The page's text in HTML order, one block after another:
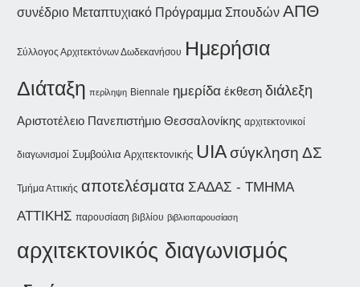
συνέδριο Μεταπτυχιακό Πρόγραμμα Σπουδών ΑΠΘ
Σύλλογος Αρχιτεκτόνων Δωδεκανήσου Ημερήσια
Διάταξη περίληψη Biennale ημερίδα έκθεση διάλεξη
Αριστοτέλειο Πανεπιστήμιο Θεσσαλονίκης αρχιτεκτονικοί
διαγωνισμοί Συμβούλια Αρχιτεκτονικής UIA σύγκληση ΔΣ
Τμήμα Αττικής αποτελέσματα ΣΑΔΑΣ - ΤΜΗΜΑ
ΑΤΤΙΚΗΣ παρουσίαση βιβλίου βιβλιοπαρουσίαση
αρχιτεκτονικός διαγωνισμός